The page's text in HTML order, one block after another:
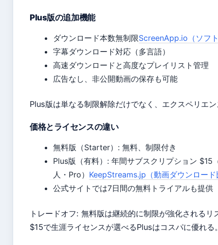
Plus版の追加機能
ダウンロード本数無制限ScreenApp.io（ソフ
字幕ダウンロード対応（多言語）
高速ダウンロードと高度なプレイリスト管理
広告なし、非公開動画の保存も可能
Plus版は単なる制限解除だけでなく、エクスペリエ
価格とライセンスの違い
無料版（Starter）: 無料、制限付き
Plus版（有料）: 年間サブスクリプション
人・Pro） KeepStreams.jp（動画ダウンロー
公式サイトでは7日間の無料トライアルも提供
トレードオフ: 無料版は継続的に制限が強化されるリ
$15で生涯ライセンスが選べるPlusはコスパに優れる